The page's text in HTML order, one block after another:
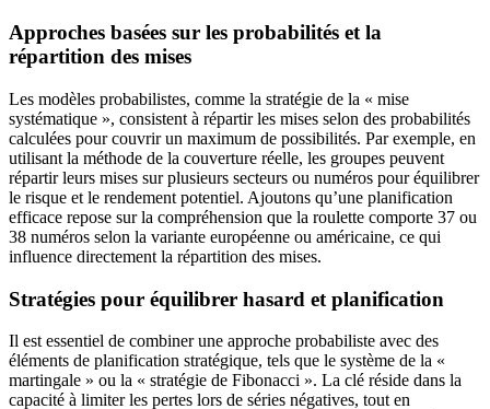
Approches basées sur les probabilités et la
répartition des mises
Les modèles probabilistes, comme la stratégie de la « mise
systématique », consistent à répartir les mises selon des probabilités
calculées pour couvrir un maximum de possibilités. Par exemple, en
utilisant la méthode de la couverture réelle, les groupes peuvent
répartir leurs mises sur plusieurs secteurs ou numéros pour équilibrer
le risque et le rendement potentiel. Ajoutons qu’une planification
efficace repose sur la compréhension que la roulette comporte 37 ou
38 numéros selon la variante européenne ou américaine, ce qui
influence directement la répartition des mises.
Stratégies pour équilibrer hasard et planification
Il est essentiel de combiner une approche probabiliste avec des
éléments de planification stratégique, tels que le système de la «
martingale » ou la « stratégie de Fibonacci ». La clé réside dans la
capacité à limiter les pertes lors de séries négatives, tout en